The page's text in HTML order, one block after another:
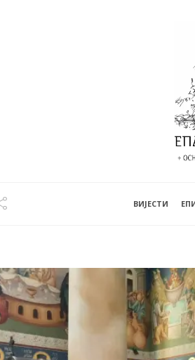
ВИЈЕСТИ